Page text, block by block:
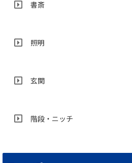
書斎
照明
玄関
階段・ニッチ